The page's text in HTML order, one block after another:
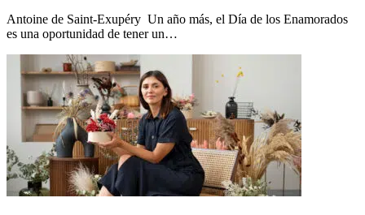
Antoine de Saint-Exupéry Un año más, el Día de los Enamorados
es una oportunidad de tener un…